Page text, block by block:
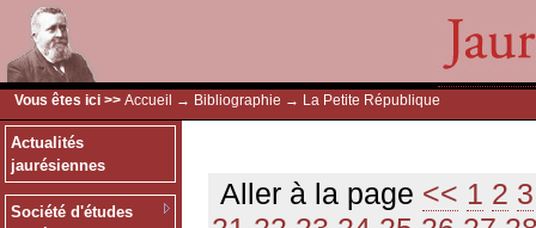
Vous êtes ici >> Accueil → Bibliographie → La Petite République
Actualités
jaurésiennes
Société d'études
Aller à la page << 1 2 3